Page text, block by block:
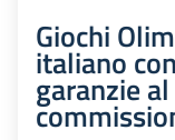
Giochi
italiano
garanzie